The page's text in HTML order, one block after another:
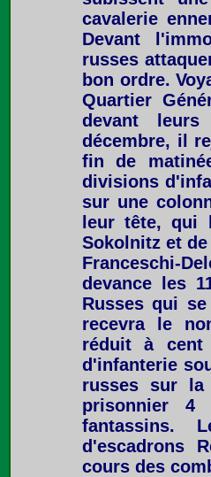
cavalerie
Devant
russes
bon ordre.
Quartier
devant
décembre, il
fin de
divisions
sur une
leur tête, qui
Sokolnitz et
Franceschi-
devance les
Russes qui
recevra le
réduit à cent
d'infanterie
russes sur
prisonnier 4
fantassins.
d'escadrons
cours des